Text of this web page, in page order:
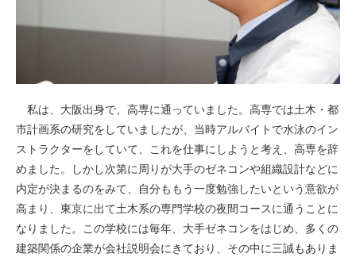
私は、大阪出身で、高専に通っていました。高専では土木・都
市計画系の研究をしていましたが、当時アルバイトで水泳のイン
ストラクターをしていて、これを仕事にしようと考え、高専を辞
めました。しかし次第に周りが大手のゼネコンや組織設計などに
内定が決まるのをみて、自分ももう一度勉強したいという意欲が
高まり、東京に出て土木系の専門学校の夜間コースに通うことに
なりました。この学校には毎年、大手ゼネコンをはじめ、多くの
建築関係の企業が会社説明会にきており、その中に三誠もありま